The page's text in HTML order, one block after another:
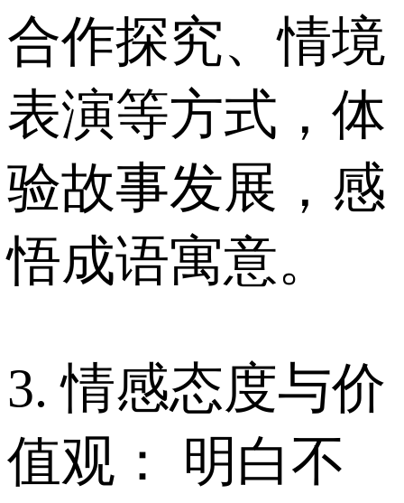
合作探究、情境
表演等方式，体
验故事发展，感
悟成语寓意。
3. 情感态度与价
值观： 明白不